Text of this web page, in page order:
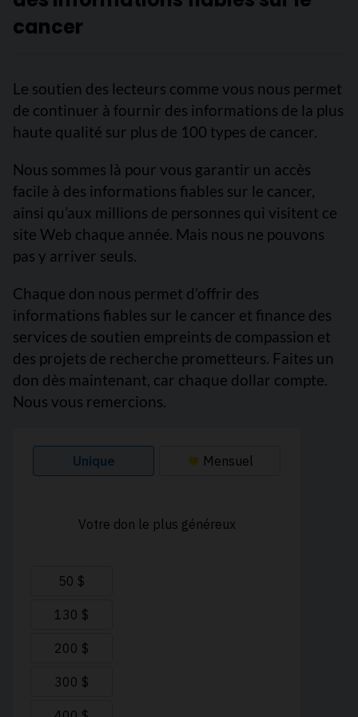
cancer
Le soutien des lecteurs comme vous nous permet
de continuer à fournir des informations de la plus
haute qualité sur plus de 100 types de cancer.
Nous sommes là pour vous garantir un accès
facile à des informations fiables sur le cancer,
ainsi qu’aux millions de personnes qui visitent ce
site Web chaque année. Mais nous ne pouvons
pas y arriver seuls.
Chaque don nous permet d’offrir des
informations fiables sur le cancer et finance des
services de soutien empreints de compassion et
des projets de recherche prometteurs. Faites un
don dès maintenant, car chaque dollar compte.
Nous vous remercions.